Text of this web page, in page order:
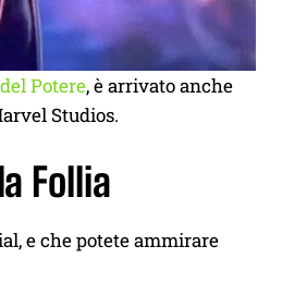
Potere, è arrivato anche
Studios.
Follia
e che potete ammirare